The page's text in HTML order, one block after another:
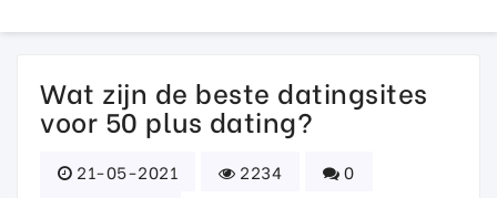
Wat zijn de beste datingsites
voor 50 plus dating?
21-05-2021 2234
0